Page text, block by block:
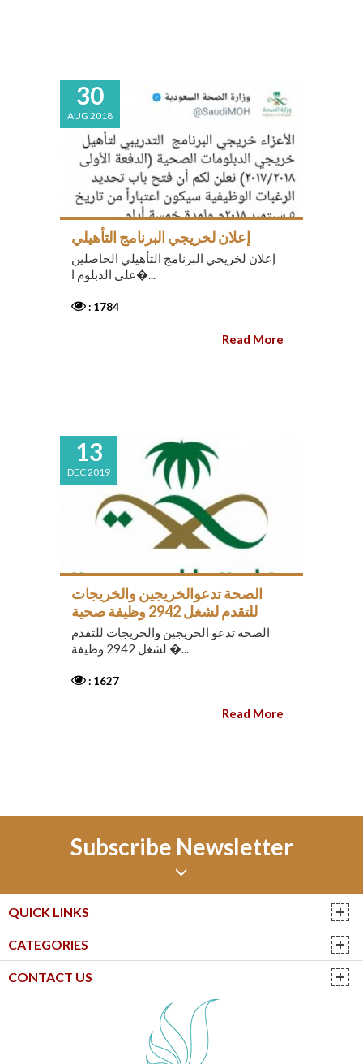
30
AUG 2018
إعلان لخريجي البرنامج التأهيلي
إعلان لخريجي البرنامج التأهيلي الحاصلين
على الدبلوم ا�...
: 1784
Read More
13
DEC 2019
الصحة تدعوالخريجين والخريجات
للتقدم لشغل 2942 وظيفة صحية
الصحة تدعو الخريجين والخريجات للتقدم
لشغل 2942 وظيفة �...
: 1627
Read More
Subscribe Newsletter
QUICK LINKS
CATEGORIES
CONTACT US